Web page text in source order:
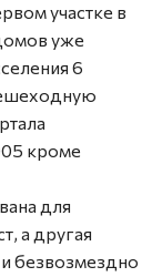
участке в
уже
6
кроме
для
а другая
и безвозмездно